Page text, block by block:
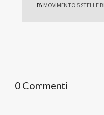
BY MOVIMENTO 5 STELLE
0 Commenti